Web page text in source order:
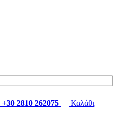
+30 2810 262075
Καλάθι